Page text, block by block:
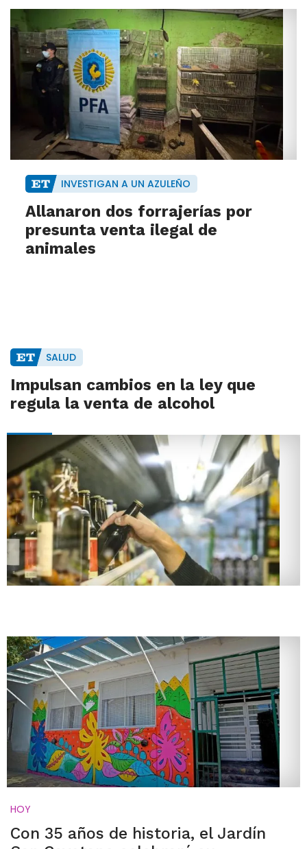
INVESTIGAN A UN AZULEÑO
Allanaron dos forrajerías por
presunta venta ilegal de
animales
SALUD
Impulsan cambios en la ley que
regula la venta de alcohol
HOY
Con 35 años de historia, el Jardín